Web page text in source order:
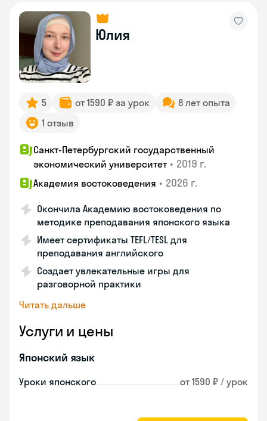
Юлия
5 от 1590 ₽ за урок
8 лет опыта
1 отзыв
Санкт-Петербургский государственный
экономический университет • 2019 г.
Академия востоковедения • 2026 г.
Окончила Академию востоковедения по
методике преподавания японского языка
Имеет сертификаты TEFL/TESL для
преподавания английского
Создает увлекательные игры для
разговорной практики
Читать дальше
Услуги и цены
Японский язык
Уроки японского от 1590 ₽ / урок